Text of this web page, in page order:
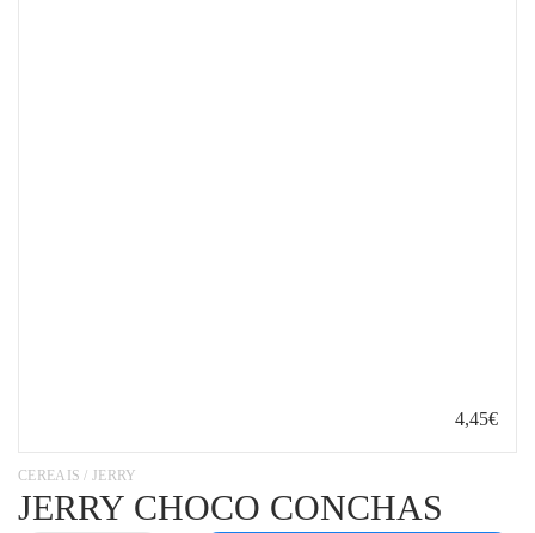
4,45€
CEREAIS / JERRY
JERRY CHOCO CONCHAS